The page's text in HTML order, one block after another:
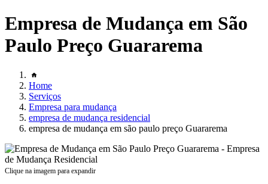
Empresa de Mudança em São
Paulo Preço Guararema
Home
Serviços
Empresa para mudança
empresa de mudança residencial
empresa de mudança em são paulo preço Guararema
Clique na imagem para expandir